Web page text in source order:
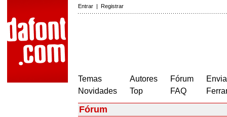
Entrar | Registrar
Temas
Novidades
Autores
Top
Fórum
FAQ
Fórum